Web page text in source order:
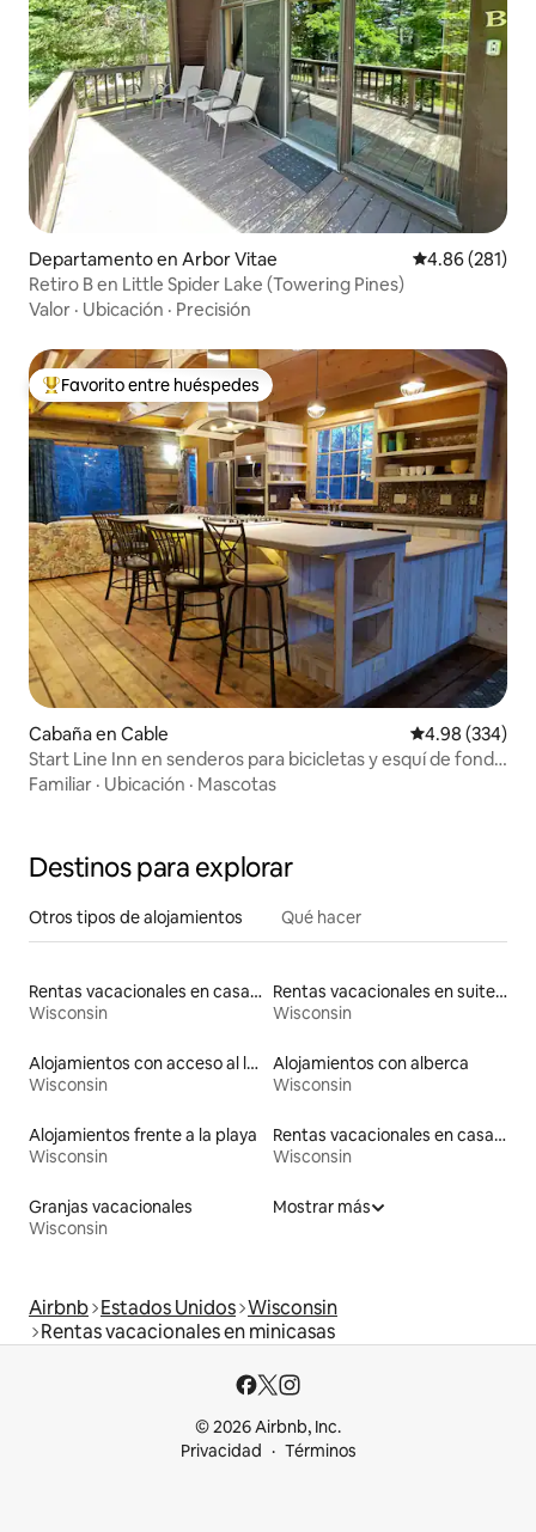
Departamento en Arbor Vitae Calificación
4.86 (281)
Retiro B en Little Spider Lake (Towering Pines)
Valor · Ubicación · Precisión
De los mejores en Favorito entre huéspedes
Favorito entre huéspedes
Cabaña en Cable Calificación
4.98 (334)
Start Line Inn en senderos para bicicletas y esquí de fondo
con energía solar
Familiar · Ubicación · Mascotas
Destinos para explorar
Otros tipos de alojamientos Qué hacer
Rentas vacacionales en casas con inodoro de altura accesible
Wisconsin
Rentas vacacionales en suites privadas
Wisconsin
Alojamientos con acceso al lago
Wisconsin
Alojamientos con alberca
Wisconsin
Alojamientos frente a la playa
Wisconsin
Rentas vacacionales en casas rodantes
Wisconsin
Granjas vacacionales
Wisconsin
Mostrar más
Airbnb Estados Unidos Wisconsin
Rentas vacacionales en minicasas
© 2026 Airbnb, Inc.
Privacidad
Términos